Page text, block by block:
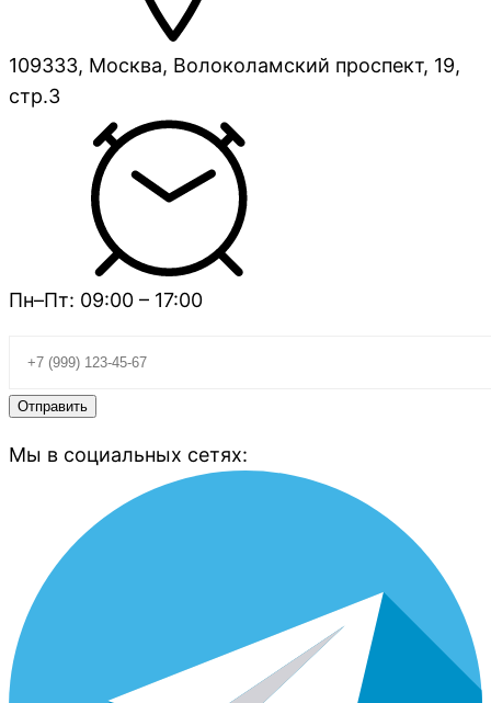
109333, Москва, Волоколамский проспект, 19,
стр.3
Пн–Пт: 09:00 – 17:00
Мы в социальных сетях: